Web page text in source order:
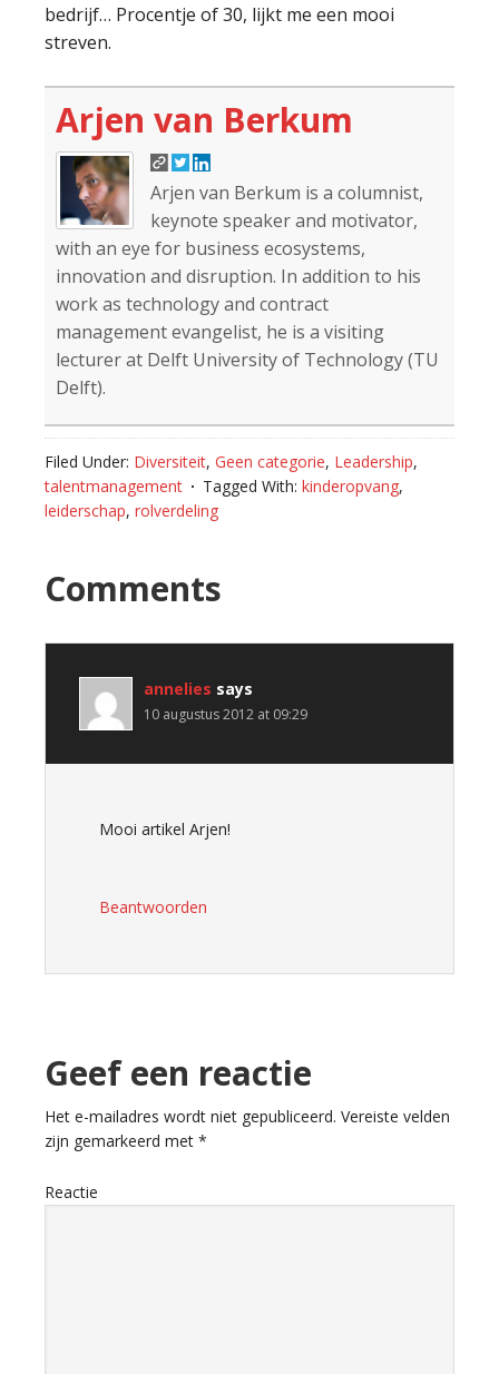
bedrijf… Procentje of 30, lijkt me een mooi
streven.
Arjen van Berkum
Arjen van Berkum is a columnist,
keynote speaker and motivator,
with an eye for business ecosystems,
innovation and disruption. In addition to his
work as technology and contract
management evangelist, he is a visiting
lecturer at Delft University of Technology (TU
Delft).
Filed Under: Diversiteit, Geen categorie, Leadership,
talentmanagement
Tagged With: kinderopvang,
leiderschap, rolverdeling
Reader
Interactions
Comments
annelies says
10 augustus 2012 at 09:29
Mooi artikel Arjen!
Beantwoorden
Geef een reactie
Het e-mailadres wordt niet gepubliceerd. Vereiste velden
zijn gemarkeerd met *
Reactie